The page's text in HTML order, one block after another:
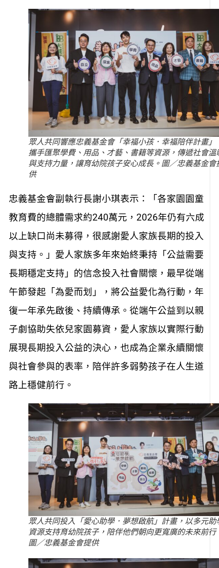
眾人共同響應忠義基金會「幸福小孩．幸福陪伴計畫」
攜手匯聚學費、用品、才藝、書籍等資源，傳遞社會溫
與支持力量，讓育幼院孩子安心成長。圖／忠義基金會
供
忠義基金會副執行長謝小琪表示：「各家園園童
教育費的總體需求約240萬元，2026年仍有六成
以上缺口尚未募得，很感謝愛人家族長期的投入
與支持。」愛人家族多年來始終秉持「公益需要
長期穩定支持」的信念投入社會關懷，最早從端
午節發起「為愛而划」，將公益愛化為行動，年
復一年承先啟後、持續傳承。從端午公益到以親
子劇協助失依兒家園募資，愛人家族以實際行動
展現長期投入公益的決心，也成為企業永續關懷
與社會參與的表率，陪伴許多弱勢孩子在人生道
路上穩健前行。
眾人共同投入「愛心助學．夢想啟航」計畫，以多元助
資源支持育幼院孩子，陪伴他們朝向更寬廣的未來前行
圖／忠義基金會提供